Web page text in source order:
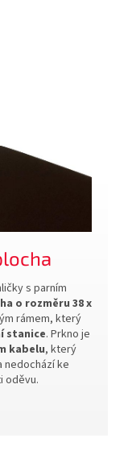
s parním
o rozměru 38 x
rámem, který
stanice. Prkno je
kabelu, který
nedochází ke
oděvu.